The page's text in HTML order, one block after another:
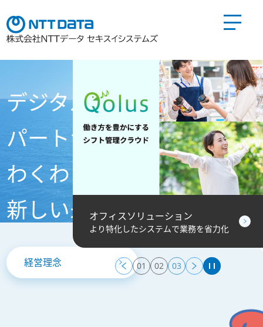
製品とサービス
会社情報TOP
会社概要
経営理念
会社沿革
社長挨拶
組織概要
事業内容
当社へのアクセス
事業内容
経営理念
デジタルの力で
パートナーと共に
わくわくする
新しい未来を創る
経営理念
ウドサー
オフィスソリューション
より特化したシステムで業務を省力化